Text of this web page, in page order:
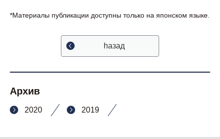
*Материалы публикации доступны только на японском языке.
hазад
Архив
2020 2019